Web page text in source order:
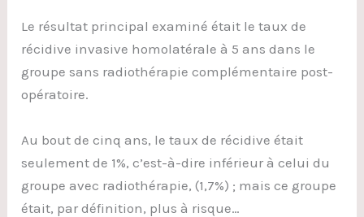
Le résultat principal examiné était le taux de
récidive invasive homolatérale à 5 ans dans le
groupe sans radiothérapie complémentaire post-
opératoire.
Au bout de cinq ans, le taux de récidive était
seulement de 1%, c’est-à-dire inférieur à celui du
groupe avec radiothérapie, (1,7%) ; mais ce groupe
était, par définition, plus à risque…